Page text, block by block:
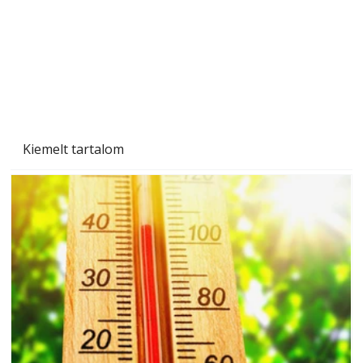
Kiemelt tartalom